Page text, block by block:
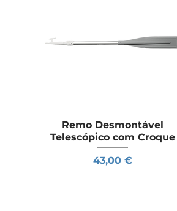
Visualização rápida
Remo Desmontável
Telescópico com Croque
Preço
43,00 €